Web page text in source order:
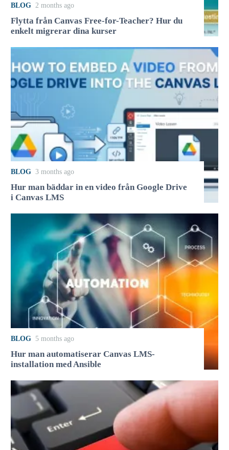
BLOG 2 months ago
Flytta från Canvas Free-for-Teacher? Hur du
enkelt migrerar dina kurser
BLOG 3 months ago
Hur man bäddar in en video från Google Drive
i Canvas LMS
BLOG 5 months ago
Hur man automatiserar Canvas LMS-
installation med Ansible